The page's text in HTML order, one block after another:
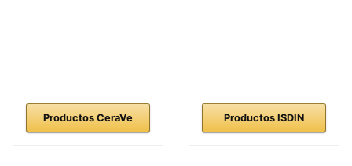
Productos CeraVe Productos ISDIN